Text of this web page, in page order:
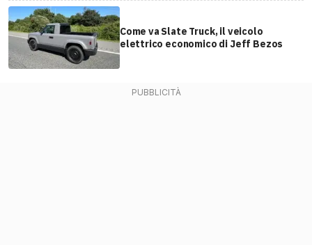
Come va Slate Truck, il veicolo
elettrico economico di Jeff Bezos